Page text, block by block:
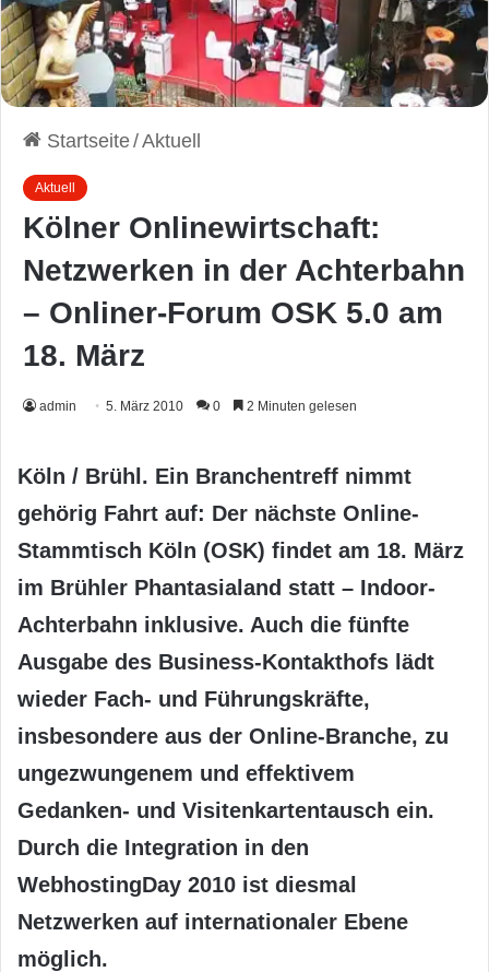
Startseite/Aktuell
Aktuell
Kölner Onlinewirtschaft:
Netzwerken in der Achterbahn
– Onliner-Forum OSK 5.0 am
18. März
admin 5. März 2010 0 2 Minuten gelesen
Köln / Brühl. Ein Branchentreff nimmt
gehörig Fahrt auf: Der nächste Online-
Stammtisch Köln (OSK) findet am 18. März
im Brühler Phantasialand statt – Indoor-
Achterbahn inklusive. Auch die fünfte
Ausgabe des Business-Kontakthofs lädt
wieder Fach- und Führungskräfte,
insbesondere aus der Online-Branche, zu
ungezwungenem und effektivem
Gedanken- und Visitenkartentausch ein.
Durch die Integration in den
WebhostingDay 2010 ist diesmal
Netzwerken auf internationaler Ebene
möglich.